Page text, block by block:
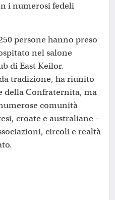
i numerosi fedeli
persone hanno preso
nel salone
di East Keilor.
tradizione, ha riunito
della Confraternita, ma
comunità
croate e australiane –
circoli e realtà